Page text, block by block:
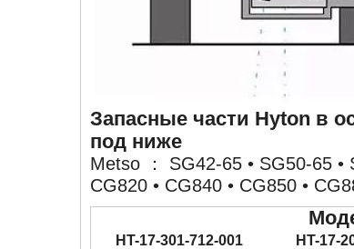
Запасные части Hyton в
под ниже
Metso ： SG42-65 • SG50-65 •
CG820 • CG840 • CG850 •
HT-17-301-712-001 HT-17-